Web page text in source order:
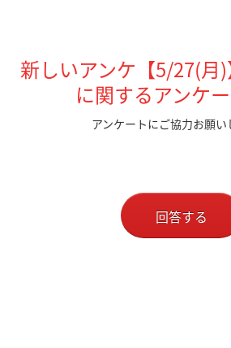
新しいアンケ【5/27(月
に関するアンケ
アンケートにご協力お願い
回答する